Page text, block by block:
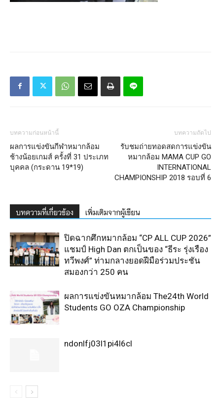
บทความก่อนหน้านี้
ผลการแข่งขันกีฬาหมากล้อม
ช้างน้อยเกมส์ ครั้งที่ 31 ประเภท
บุคคล (กระดาน 19*19)
บทความถัดไป
รับชมถ่ายทอดสดการแข่งขัน
หมากล้อม MAMA CUP GO
INTERNATIONAL
CHAMPIONSHIP 2018 รอบที่ 6
บทความที่เกี่ยวข้อง เพิ่มเติมจากผู้เขียน
ปิดฉากศึกหมากล้อม “CP ALL CUP 2026”
แชมป์ High Dan ตกเป็นของ “ธีระ รุ่งเรือง
ทวีพงศ์” ท่ามกลางยอดฝีมือร่วมประชัน
สมองกว่า 250 คน
ผลการแข่งขันหมากล้อม The24th World
Students GO OZA Championship
ndonlfj03l1pi4l6cl